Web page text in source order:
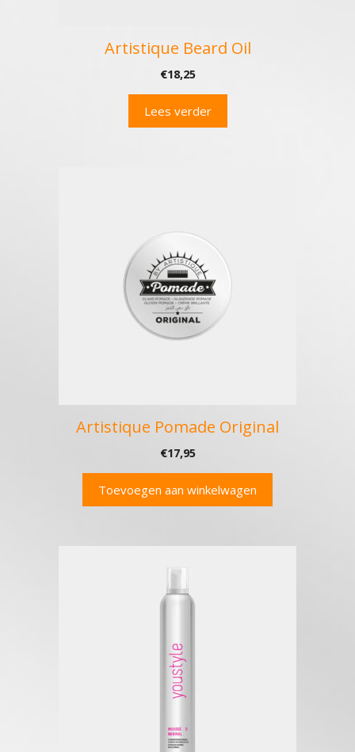
Artistique Beard Oil
€18,25
Lees verder
Artistique Pomade Original
€17,95
Toevoegen aan winkelwagen